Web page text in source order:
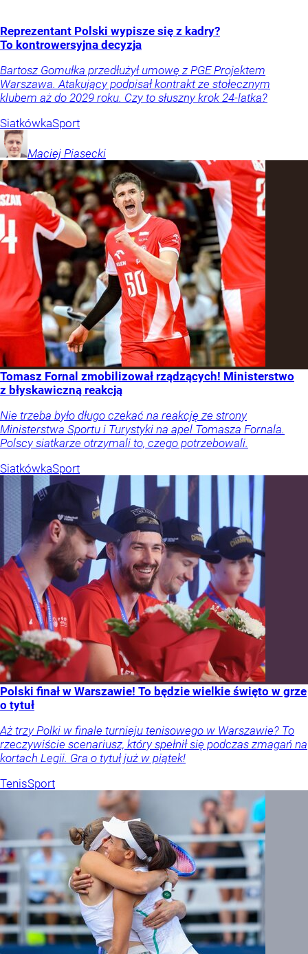
Reprezentant Polski wypisze się z kadry?
To kontrowersyjna decyzja
Bartosz Gomułka przedłużył umowę z PGE Projektem
Warszawa. Atakujący podpisał kontrakt ze stołecznym
klubem aż do 2029 roku. Czy to słuszny krok 24-latka?
SiatkówkaSport
Maciej Piasecki
Tomasz Fornal zmobilizował rządzących! Ministerstwo
z błyskawiczną reakcją
Nie trzeba było długo czekać na reakcję ze strony
Ministerstwa Sportu i Turystyki na apel Tomasza Fornala.
Polscy siatkarze otrzymali to, czego potrzebowali.
SiatkówkaSport
Polski finał w Warszawie! To będzie wielkie święto w grze
o tytuł
Aż trzy Polki w finale turnieju tenisowego w Warszawie? To
rzeczywiście scenariusz, który spełnił się podczas zmagań na
kortach Legii. Gra o tytuł już w piątek!
TenisSport